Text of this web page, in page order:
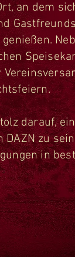
an dem
darauf,
zu
in